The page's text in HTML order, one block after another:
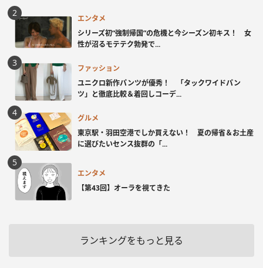
エンタメ
シリーズ初“強制帰国”の危機と今シーズン初キス！ 女
性が沼るモテテク勃発で...
ファッション
ユニクロ新作パンツが優秀！ 「タックワイドパン
ツ」と徹底比較＆着回しコーデ...
グルメ
東京駅・羽田空港でしか買えない！ 夏の帰省＆お土産
に選びたいセンス抜群の「...
エンタメ
【第43回】オーラを視てきた
ランキングをもっと見る